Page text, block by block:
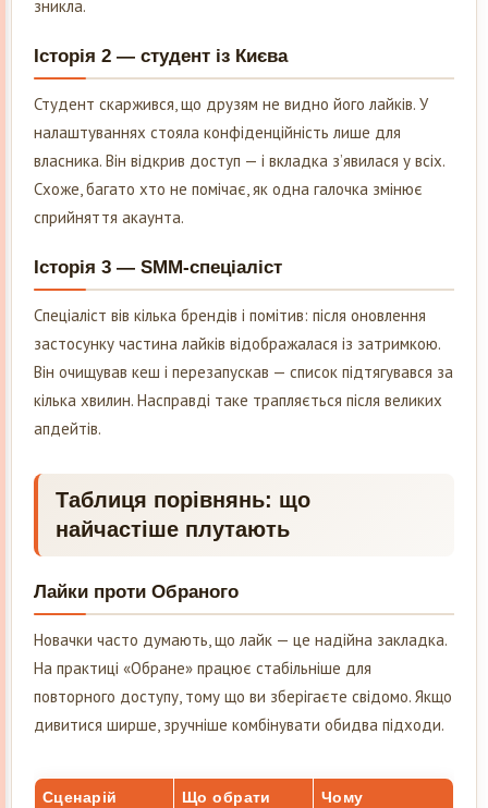
зникла.
Історія 2 — студент із Києва
Студент скаржився, що друзям не видно його лайків. У
налаштуваннях стояла конфіденційність лише для
власника. Він відкрив доступ — і вкладка з’явилася у всіх.
Схоже, багато хто не помічає, як одна галочка змінює
сприйняття акаунта.
Історія 3 — SMM-спеціаліст
Спеціаліст вів кілька брендів і помітив: після оновлення
застосунку частина лайків відображалася із затримкою.
Він очищував кеш і перезапускав — список підтягувався за
кілька хвилин. Насправді таке трапляється після великих
апдейтів.
Таблиця порівнянь: що
найчастіше плутають
Лайки проти Обраного
Новачки часто думають, що лайк — це надійна закладка.
На практиці «Обране» працює стабільніше для
повторного доступу, тому що ви зберігаєте свідомо. Якщо
дивитися ширше, зручніше комбінувати обидва підходи.
Сценарій Що обрати Чому